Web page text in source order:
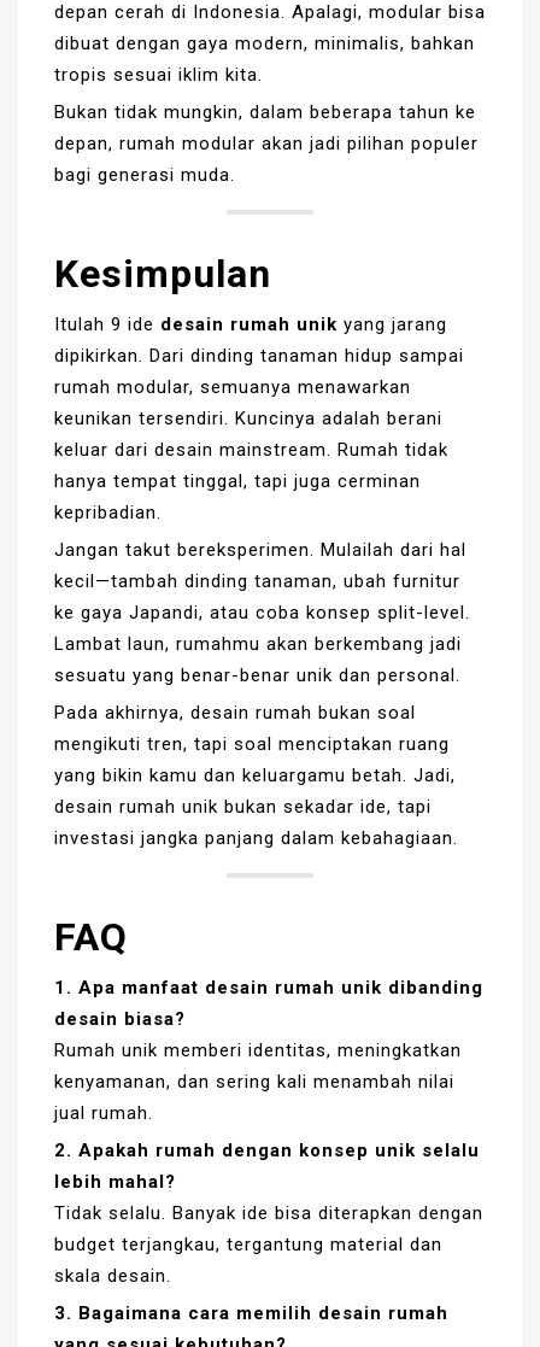
depan cerah di Indonesia. Apalagi, modular bisa
dibuat dengan gaya modern, minimalis, bahkan
tropis sesuai iklim kita.
Bukan tidak mungkin, dalam beberapa tahun ke
depan, rumah modular akan jadi pilihan populer
bagi generasi muda.
Kesimpulan
Itulah 9 ide desain rumah unik yang jarang
dipikirkan. Dari dinding tanaman hidup sampai
rumah modular, semuanya menawarkan
keunikan tersendiri. Kuncinya adalah berani
keluar dari desain mainstream. Rumah tidak
hanya tempat tinggal, tapi juga cerminan
kepribadian.
Jangan takut bereksperimen. Mulailah dari hal
kecil—tambah dinding tanaman, ubah furnitur
ke gaya Japandi, atau coba konsep split-level.
Lambat laun, rumahmu akan berkembang jadi
sesuatu yang benar-benar unik dan personal.
Pada akhirnya, desain rumah bukan soal
mengikuti tren, tapi soal menciptakan ruang
yang bikin kamu dan keluargamu betah. Jadi,
desain rumah unik bukan sekadar ide, tapi
investasi jangka panjang dalam kebahagiaan.
FAQ
1. Apa manfaat desain rumah unik dibanding
desain biasa?
Rumah unik memberi identitas, meningkatkan
kenyamanan, dan sering kali menambah nilai
jual rumah.
2. Apakah rumah dengan konsep unik selalu
lebih mahal?
Tidak selalu. Banyak ide bisa diterapkan dengan
budget terjangkau, tergantung material dan
skala desain.
3. Bagaimana cara memilih desain rumah